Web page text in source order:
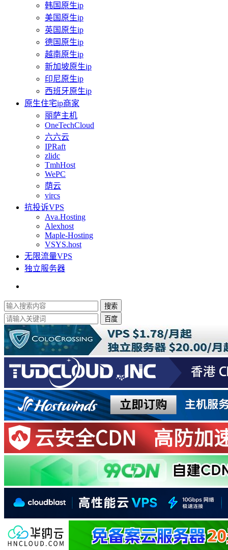
韩国原生ip
美国原生ip
英国原生ip
德国原生ip
越南原生ip
新加坡原生ip
印尼原生ip
西班牙原生ip
原生住宅ip商家
丽萨主机
OneTechCloud
六六云
IPRaft
zlidc
TmhHost
WePC
荫云
vircs
抗投诉VPS
Ava.Hosting
Alexhost
Maple-Hosting
VSYS.host
无限流量VPS
独立服务器